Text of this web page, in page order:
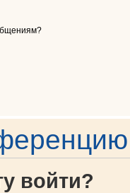
войти?